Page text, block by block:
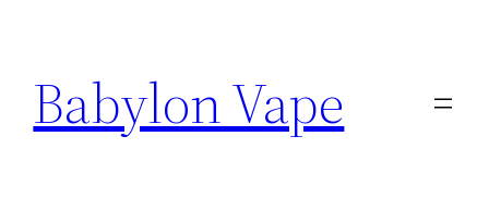
Babylon Vape